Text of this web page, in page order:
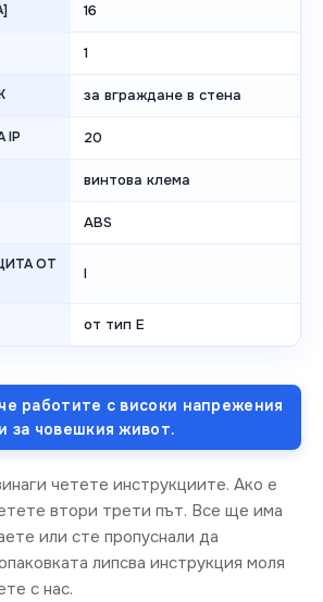
16
1
за вграждане в стена
IP 20
винтова клема
ABS
ОТ
I
от тип E
работите с високи напрежения
за човешкия живот.
четете инструкциите. Ако е
втори трети път. Все ще има
или сте пропуснали да
липсва инструкция моля
с нас.